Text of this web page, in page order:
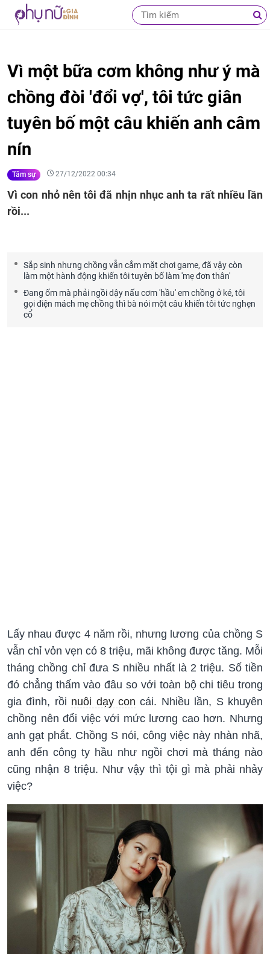
Vì một bữa cơm không như ý mà
chồng đòi 'đổi vợ', tôi tức giân
tuyên bố một câu khiến anh câm
nín
Tâm sự 27/12/2022 00:34
Vì con nhỏ nên tôi đã nhịn nhục anh ta rất nhiều lần
rồi...
Sắp sinh nhưng chồng vẫn cắm mặt chơi game, đã vậy còn
làm một hành động khiến tôi tuyên bố làm 'mẹ đơn thân'
Đang ốm mà phải ngồi dậy nấu cơm 'hầu' em chồng ở ké, tôi
gọi điện mách mẹ chồng thì bà nói một câu khiến tôi tức nghẹn
cổ
Lấy nhau được 4 năm rồi, nhưng lương của chồng S
vẫn chỉ vỏn vẹn có 8 triệu, mãi không được tăng. Mỗi
tháng chồng chỉ đưa S nhiều nhất là 2 triệu. Số tiền
đó chẳng thấm vào đâu so với toàn bộ chi tiêu trong
gia đình, rồi nuôi dạy con cái. Nhiều lần, S khuyên
chồng nên đổi việc với mức lương cao hơn. Nhưng
anh gạt phắt. Chồng S nói, công việc này nhàn nhã,
anh đến công ty hầu như ngồi chơi mà tháng nào
cũng nhận 8 triệu. Như vậy thì tội gì mà phải nhảy
việc?